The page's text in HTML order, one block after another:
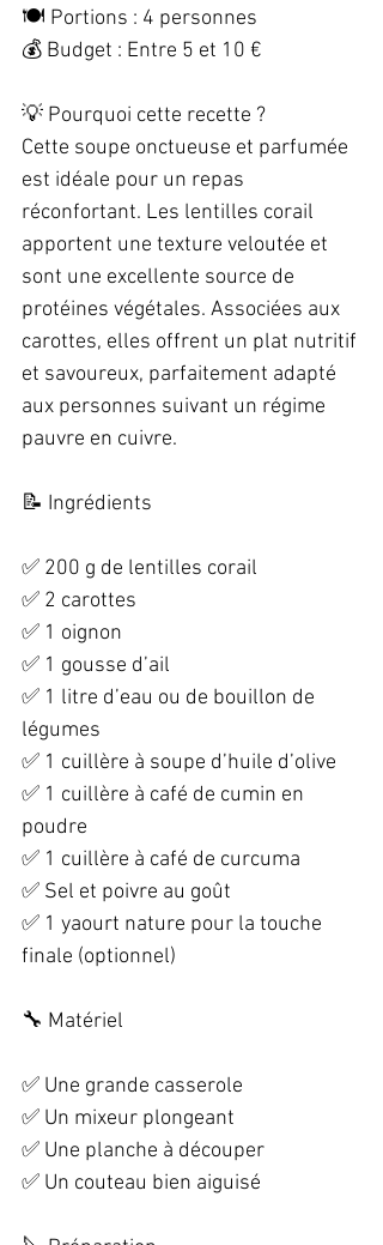
🍽️ Portions : 4 personnes
💰 Budget : Entre 5 et 10 €
💡 Pourquoi cette recette ?
Cette soupe onctueuse et parfumée
est idéale pour un repas
réconfortant. Les lentilles corail
apportent une texture veloutée et
sont une excellente source de
protéines végétales. Associées aux
carottes, elles offrent un plat nutritif
et savoureux, parfaitement adapté
aux personnes suivant un régime
pauvre en cuivre.
📝 Ingrédients
✅ 200 g de lentilles corail
✅ 2 carottes
✅ 1 oignon
✅ 1 gousse d’ail
✅ 1 litre d’eau ou de bouillon de
légumes
✅ 1 cuillère à soupe d’huile d’olive
✅ 1 cuillère à café de cumin en
poudre
✅ 1 cuillère à café de curcuma
✅ Sel et poivre au goût
✅ 1 yaourt nature pour la touche
finale (optionnel)
🔧 Matériel
✅ Une grande casserole
✅ Un mixeur plongeant
✅ Une planche à découper
✅ Un couteau bien aiguisé